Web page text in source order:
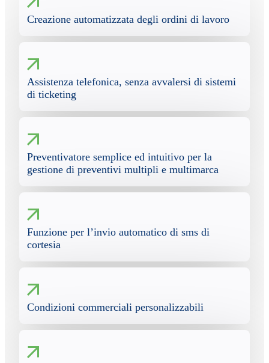
Creazione automatizzata degli ordini di lavoro
Assistenza telefonica, senza avvalersi di sistemi
di ticketing
Preventivatore semplice ed intuitivo per la
gestione di preventivi multipli e multimarca
Funzione per l’invio automatico di sms di
cortesia
Condizioni commerciali personalizzabili